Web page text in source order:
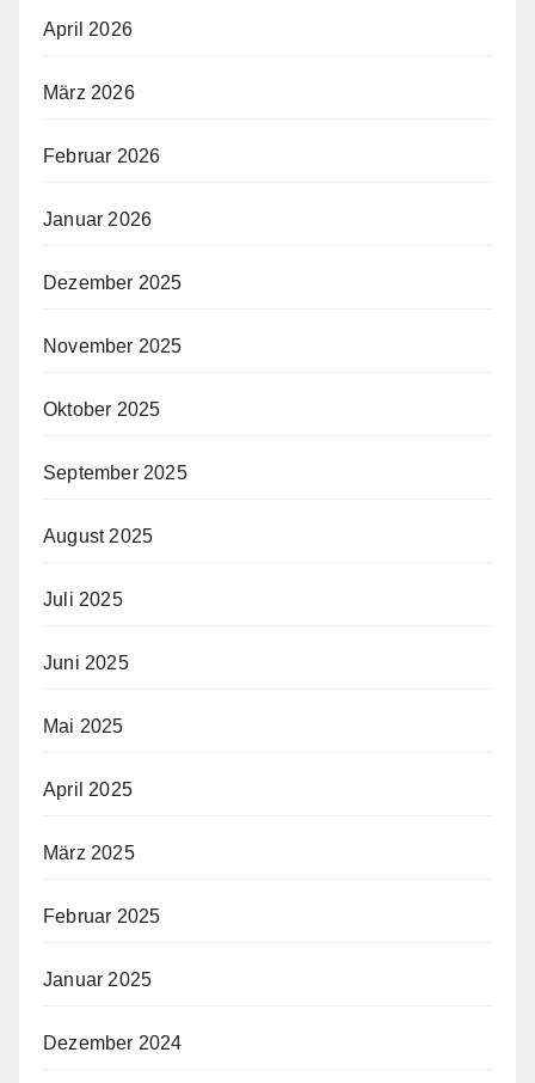
April 2026
März 2026
Februar 2026
Januar 2026
Dezember 2025
November 2025
Oktober 2025
September 2025
August 2025
Juli 2025
Juni 2025
Mai 2025
April 2025
März 2025
Februar 2025
Januar 2025
Dezember 2024